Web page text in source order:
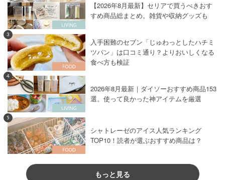
【2026年8月最新】セリアで買うべきおす
すめ商品総まとめ。雑貨や収納グッズも
3
入手困難のセブン「じゅわっとしたハチミ
ツパン」は口コミ通り？よりおいしくなる
食べ方も検証
4
2026年8月最新｜ダイソーおすすめ商品153
選。使って良かった神アイテムを厳選
5
シャトレーゼのアイス人気ランキング
TOP10！読者が選ぶおすすめ商品は？
もっと見る